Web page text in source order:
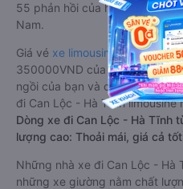
55 phản hồi của hành khách
Nam.
Giá vé xe limousine đi Can Lộc
350000VND của hãng xe
ngồi của bạn và chương trình
đi Can Lộc - Hà Tĩnh limousine
Dòng xe đi Can Lộc - Hà Tĩnh
lượng cao: Thoải mái, giá cả
Những nhà xe đi Can Lộc - Hà
những xe giường nằm chất